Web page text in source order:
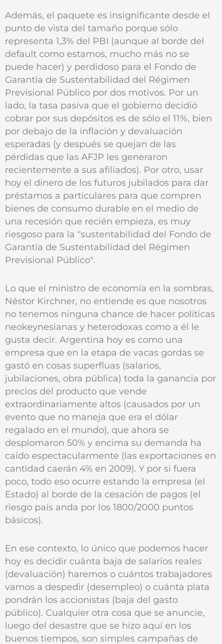
Además, el paquete es insignificante desde el
punto de vista del tamaño porque sólo
representa 1,3% del PBI (aunque al borde del
default como estamos, mucho más no se
puede hacer) y perdidoso para el Fondo de
Garantía de Sustentabilidad del Régimen
Previsional Público por dos motivos. Por un
lado, la tasa pasiva que el gobierno decidió
cobrar por sus depósitos es de sólo el 11%, bien
por debajo de la inflación y devaluación
esperadas (y después se quejan de las
pérdidas que las AFJP les generaron
recientemente a sus afiliados). Por otro, usar
hoy el dinero de los futuros jubilados para dar
préstamos a particulares para que compren
bienes de consumo durable en el medio de
una recesión que recién empieza, es muy
riesgoso para la "sustentabilidad del Fondo de
Garantía de Sustentabilidad del Régimen
Previsional Público".
Lo que el ministro de economía en la sombras,
Néstor Kirchner, no entiende es que nosotros
no tenemos ninguna chance de hacer políticas
neokeynesianas y heterodoxas como a él le
gusta decir. Argentina hoy es como una
empresa que en la etapa de vacas gordas se
gastó en cosas superfluas (salarios,
jubilaciones, obra pública) toda la ganancia por
precios del producto que vende
extraordinariamente altos (causados por un
evento que no maneja que era el dólar
regalado en el mundo), que ahora se
desplomaron 50% y encima su demanda ha
caído espectacularmente (las exportaciones en
cantidad caerán 4% en 2009). Y por si fuera
poco, todo eso ocurre estando la empresa (el
Estado) al borde de la cesación de pagos (el
riesgo país anda por los 1800/2000 puntos
básicos).
En ese contexto, lo único que podemos hacer
hoy es decidir cuánta baja de salarios reales
(devaluación) haremos o cuántos trabajadores
vamos a despedir (desempleo) o cuánta plata
pondrán los accionistas (baja del gasto
público). Cualquier otra cosa que se anuncie,
luego del desastre que se hizo aquí en los
buenos tiempos, son simples campañas de